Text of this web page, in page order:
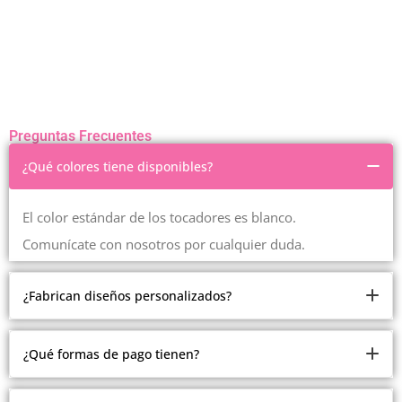
Preguntas Frecuentes
¿Qué colores tiene disponibles?
El color estándar de los tocadores es blanco.
Comunícate con nosotros por cualquier duda.
¿Fabrican diseños personalizados?
Somos fabricantes.
Pero debido a la cantidad de modelos y estilos que
¿Qué formas de pago tienen?